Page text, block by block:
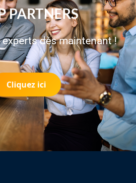
PARTNERS
dès maintenant !
Cliquez ici